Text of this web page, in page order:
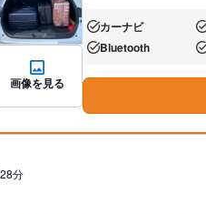
画像を見る
あり:カーナビ
あり:Bluetooth
分